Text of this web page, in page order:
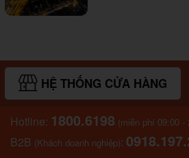
HỆ THỐNG CỬA HÀNG
Hotline: 1800.6198 (miễn phí 09:00 -
B2B (Khách doanh nghiệp):